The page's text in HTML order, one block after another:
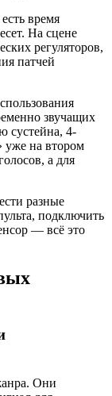
время
На сцене
регуляторов,
патчей
звучащих
сустейна, 4-
уже на втором
а для
разные
подключить
— всё это
Они